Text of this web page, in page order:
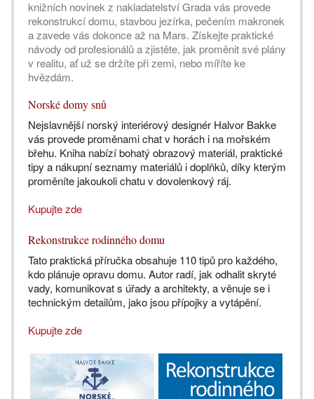
knižních novinek z nakladatelství Grada vás provede
rekonstrukcí domu, stavbou jezírka, pečením makronek
a zavede vás dokonce až na Mars. Získejte praktické
návody od profesionálů a zjistěte, jak proměnit své plány
v realitu, ať už se držíte při zemi, nebo míříte ke
hvězdám.
Norské domy snů
Nejslavnější norský interiérový designér Halvor Bakke
vás provede proměnami chat v horách i na mořském
břehu. Kniha nabízí bohatý obrazový materiál, praktické
tipy a nákupní seznamy materiálů i doplňků, díky kterým
proměníte jakoukoli chatu v dovolenkový ráj.
Kupujte zde
Rekonstrukce rodinného domu
Tato praktická příručka obsahuje 110 tipů pro každého,
kdo plánuje opravu domu. Autor radí, jak odhalit skryté
vady, komunikovat s úřady a architekty, a věnuje se i
technickým detailům, jako jsou přípojky a vytápění.
Kupujte zde